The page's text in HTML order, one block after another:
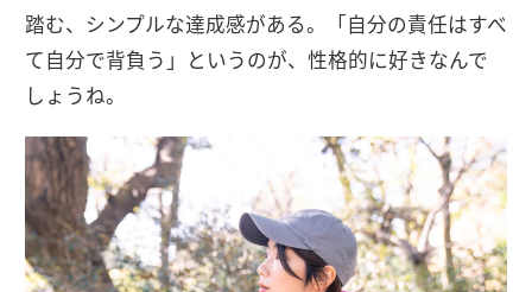
踏む、シンプルな達成感がある。「自分の責任はすべ
て自分で背負う」というのが、性格的に好きなんで
しょうね。